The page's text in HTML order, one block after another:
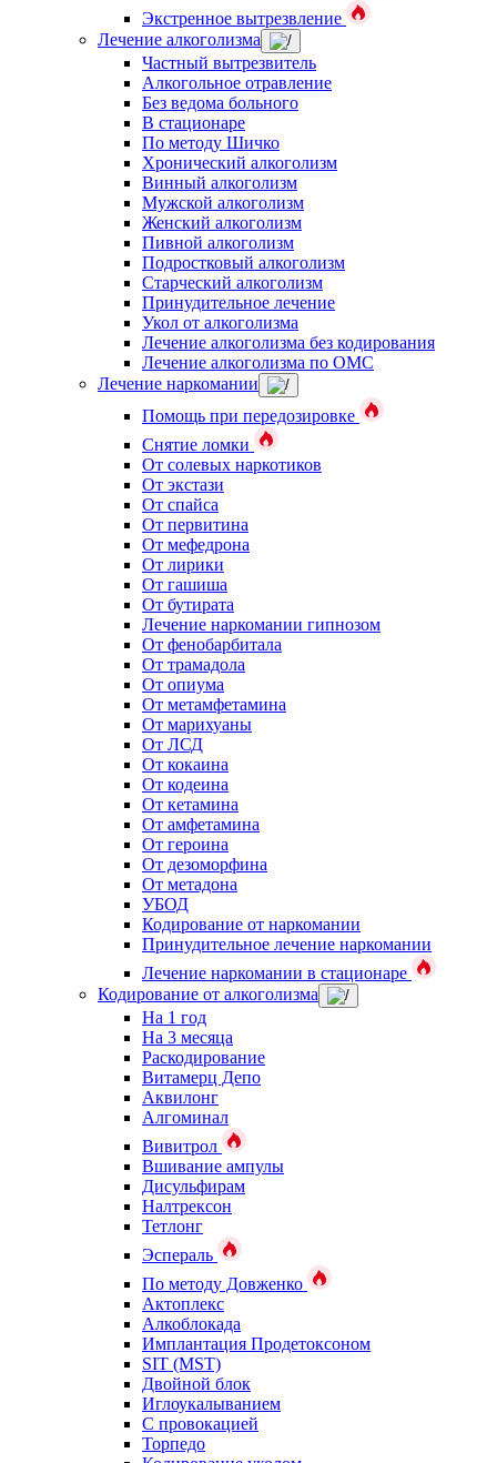
Экстренное вытрезвление
Лечение алкоголизма
Частный вытрезвитель
Алкогольное отравление
Без ведома больного
В стационаре
По методу Шичко
Хронический алкоголизм
Винный алкоголизм
Мужской алкоголизм
Женский алкоголизм
Пивной алкоголизм
Подростковый алкоголизм
Старческий алкоголизм
Принудительное лечение
Укол от алкоголизма
Лечение алкоголизма без кодирования
Лечение алкоголизма по ОМС
Лечение наркомании
Помощь при передозировке
Снятие ломки
От солевых наркотиков
От экстази
От спайса
От первитина
От мефедрона
От лирики
От гашиша
От бутирата
Лечение наркомании гипнозом
От фенобарбитала
От трамадола
От опиума
От метамфетамина
От марихуаны
От ЛСД
От кокаина
От кодеина
От кетамина
От амфетамина
От героина
От дезоморфина
От метадона
УБОД
Кодирование от наркомании
Принудительное лечение наркомании
Лечение наркомании в стационаре
Кодирование от алкоголизма
На 1 год
На 3 месяца
Раскодирование
Витамерц Депо
Аквилонг
Алгоминал
Вивитрол
Вшивание ампулы
Дисульфирам
Налтрексон
Тетлонг
Эспераль
По методу Довженко
Актоплекс
Алкоблокада
Имплантация Продетоксоном
SIT (MST)
Двойной блок
Иглоукалыванием
С провокацией
Торпедо